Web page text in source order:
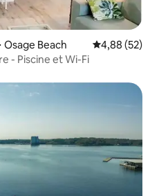
Beach Évaluation
4,88 (52)
- Piscine et Wi-Fi